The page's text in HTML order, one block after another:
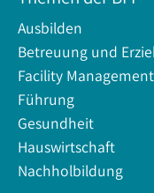
Ausbilden
Betreuung und
Facility Management
Führung
Gesundheit
Hauswirtschaft
Nachholbildung